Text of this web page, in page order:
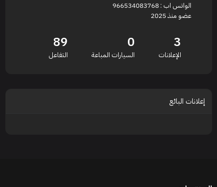
الواتس اب : 966534083768
عضو منذ 2025
3
الإعلانات
0
السيارات المباعة
89
التفاعل
إعلانات البائع